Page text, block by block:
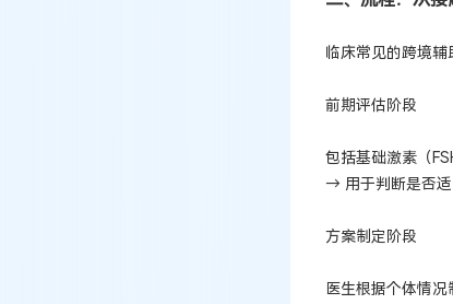
临床常见的跨境辅
前期评估阶段
包括基础激素（
→ 用于判断是否
方案制定阶段
医生根据个体情况